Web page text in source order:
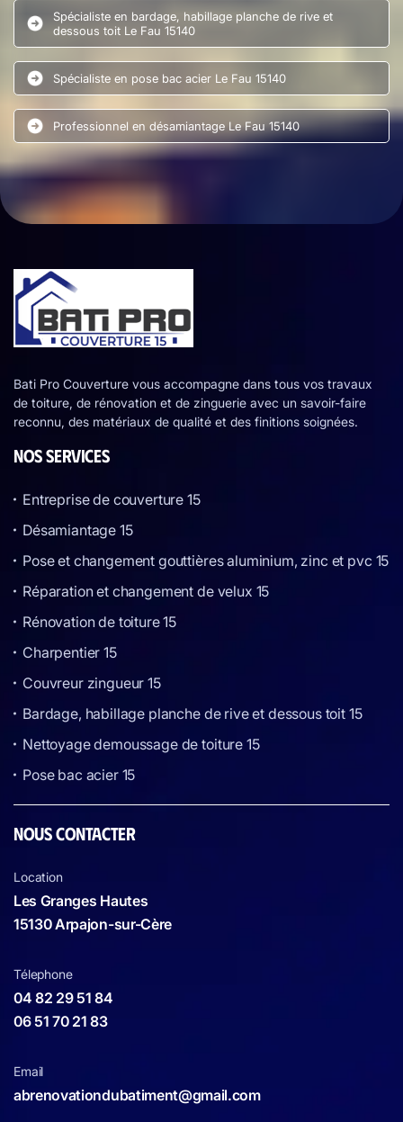
Spécialiste en bardage, habillage planche de rive et
dessous toit Le Fau 15140
Spécialiste en pose bac acier Le Fau 15140
Professionnel en désamiantage Le Fau 15140
Bati Pro Couverture vous accompagne dans tous vos travaux
de toiture, de rénovation et de zinguerie avec un savoir-faire
reconnu, des matériaux de qualité et des finitions soignées.
NOS SERVICES
Entreprise de couverture 15
Désamiantage 15
Pose et changement gouttières aluminium, zinc et pvc 15
Réparation et changement de velux 15
Rénovation de toiture 15
Charpentier 15
Couvreur zingueur 15
Bardage, habillage planche de rive et dessous toit 15
Nettoyage demoussage de toiture 15
Pose bac acier 15
NOUS CONTACTER
Location
Les Granges Hautes
15130 Arpajon-sur-Cère
Télephone
04 82 29 51 84
06 51 70 21 83
Email
abrenovationdubatiment@gmail.com